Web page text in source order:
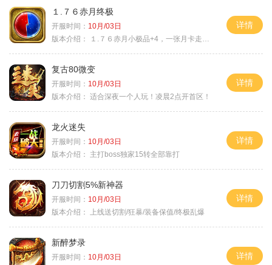
１.７６赤月终极
开服时间： 10月/03日
版本介绍：
１.７６赤月小极品+4，一张月卡走天涯b
详情
复古80微变
开服时间： 10月/03日
版本介绍： 适合深夜一个人玩！凌晨2点开首区！
详情
龙火迷失
开服时间： 10月/03日
版本介绍：
主打boss独家15转全部靠打
详情
刀刀切割5%新神器
开服时间： 10月/03日
版本介绍：
上线送切割/狂暴/装备保值/终极乱爆
详情
新醉梦录
开服时间： 10月/03日
详情